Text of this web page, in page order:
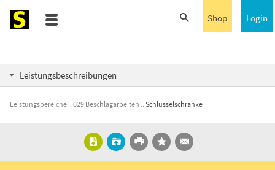
Login
Shop
Leistungsbeschreibungen
Leistungsbereiche 029 Beschlagarbeiten Schlüsselschränke